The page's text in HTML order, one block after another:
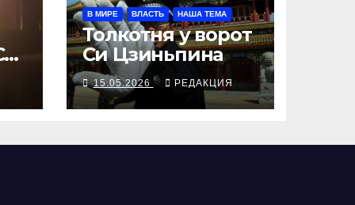
В МИРЕ ВЛАСТЬ НАША ТЕМА
Толкотня у ворот
Си Цзиньпина
15.05.2026 РЕДАКЦИЯ